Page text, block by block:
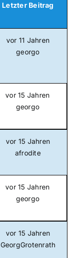
Letzter Beitrag
vor 11 Jahren
georgo
vor 15 Jahren
georgo
vor 15 Jahren
afrodite
vor 15 Jahren
georgo
vor 15 Jahren
GeorgGrotenrath